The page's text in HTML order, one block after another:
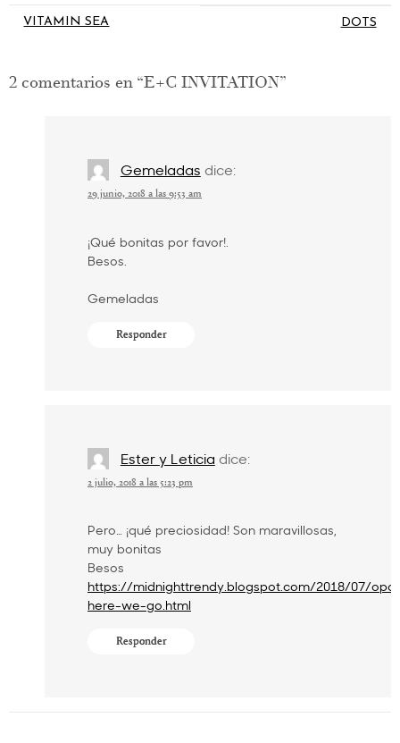
Navegación
entradas
VITAMIN SEA DOTS
2 comentarios en “E+C INVITATION”
Gemeladas dice:
29 junio, 2018 a las 9:53 am
¡Qué bonitas por favor!.
Besos.
Gemeladas
Responder
Ester y Leticia dice:
2 julio, 2018 a las 5:23 pm
Pero… ¡qué preciosidad! Son maravillosas,
muy bonitas
Besos
https://midnighttrendy.blogspot.com/2018/07/
here-we-go.html
Responder